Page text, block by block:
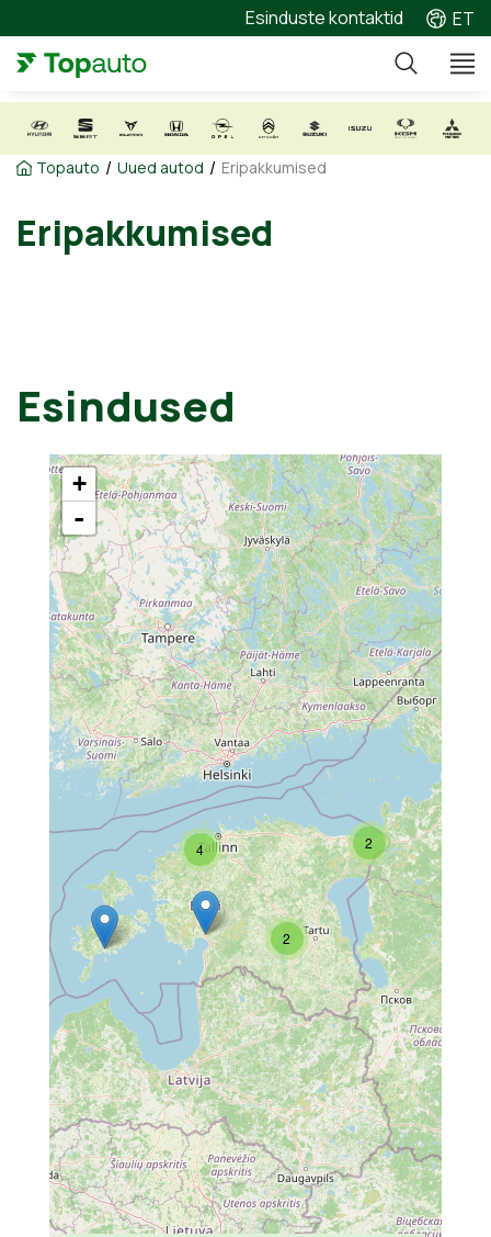
Esinduste kontaktid ET
Topauto / Uued autod / Eripakkumised
Eripakkumised
Esindused
2
2
4
+
-